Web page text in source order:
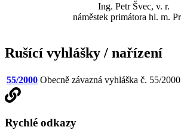
Ing. Petr Švec, v. r.
náměstek primátora hl. m.
Rušící vyhlášky / nařízení
55/2000 Obecně závazná vyhláška č. 55/
Rychlé odkazy